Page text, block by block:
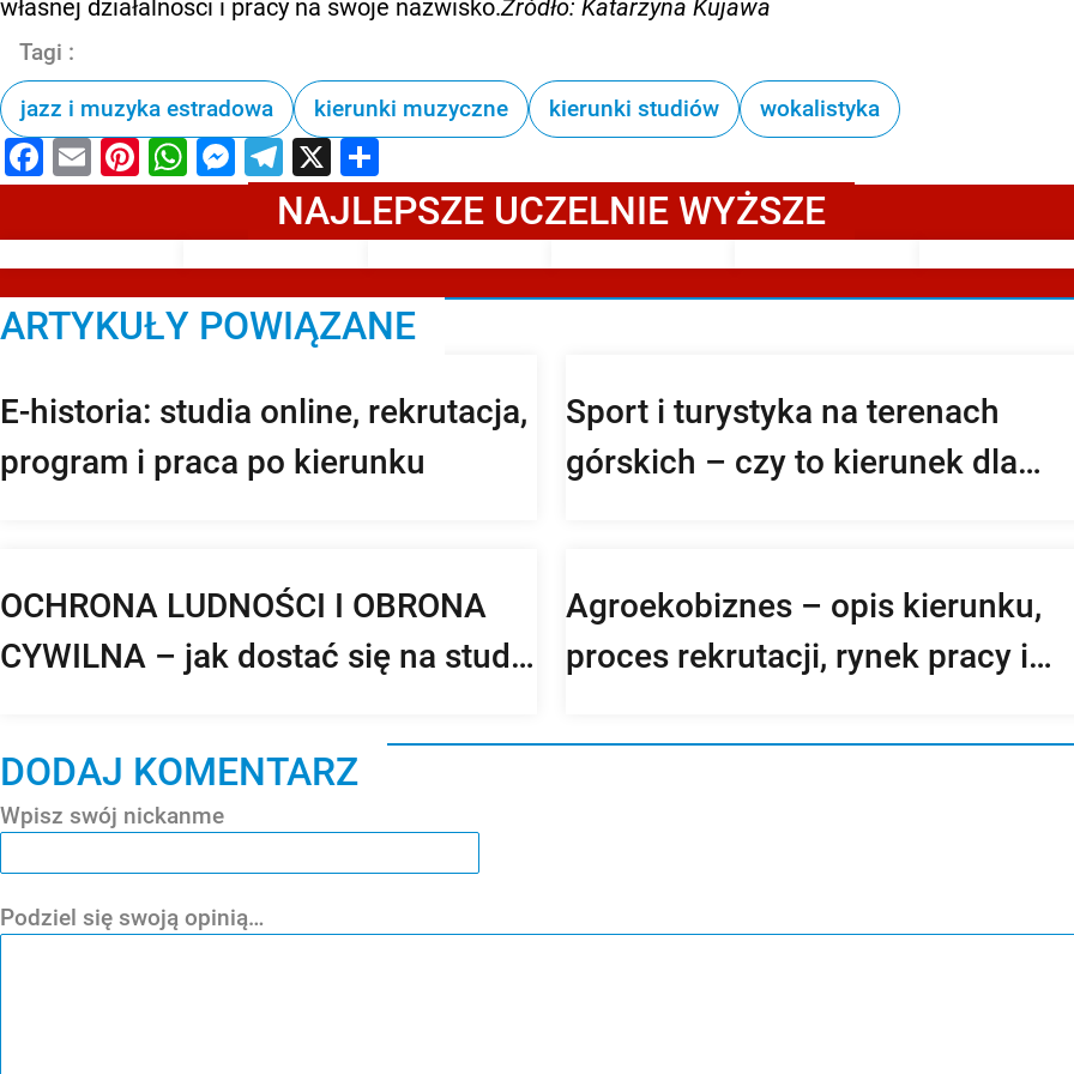
własnej działalności i pracy na swoje nazwisko.Źródło: Katarzyna Kujawa
Tagi :
jazz i muzyka estradowa kierunki muzyczne kierunki studiów wokalistyka
Facebook
EmailPinterest
WhatsApp
Messenger
Telegram
X
NAJLEPSZE UCZELNIE WYŻSZE
ARTYKUŁY POWIĄZANE
E-historia: studia online, rekrutacja,
program i praca po kierunku
Sport i turystyka na terenach
górskich – czy to kierunek dla
OCHRONA LUDNOŚCI I OBRONA
CYWILNA – jak dostać się na studia
Akademii Pożarniczej i Akademii
Sztuki Wojennej? Rekrutacja,
Agroekobiznes – opis kierunku,
proces rekrutacji, rynek pracy i
DODAJ KOMENTARZ
Wpisz swój nickanme
Podziel się swoją opinią…